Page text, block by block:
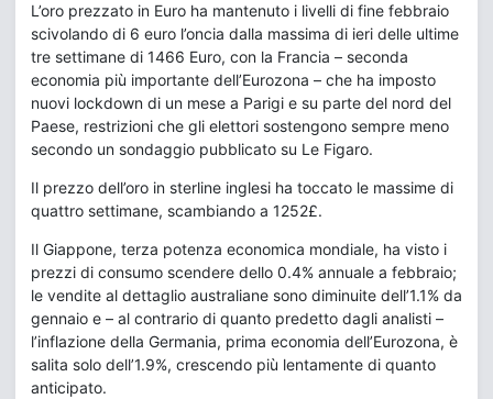
L’oro prezzato in Euro ha mantenuto i livelli di fine febbraio
scivolando di 6 euro l’oncia dalla massima di ieri delle ultime
tre settimane di 1466 Euro, con la Francia – seconda
economia più importante dell’Eurozona – che ha imposto
nuovi lockdown di un mese a Parigi e su parte del nord del
Paese, restrizioni che gli elettori sostengono sempre meno
secondo un sondaggio pubblicato su Le Figaro.
Il prezzo dell’oro in sterline inglesi ha toccato le massime di
quattro settimane, scambiando a 1252£.
Il Giappone, terza potenza economica mondiale, ha visto i
prezzi di consumo scendere dello 0.4% annuale a febbraio;
le vendite al dettaglio australiane sono diminuite dell’1.1% da
gennaio e – al contrario di quanto predetto dagli analisti –
l’inflazione della Germania, prima economia dell’Eurozona, è
salita solo dell’1.9%, crescendo più lentamente di quanto
anticipato.